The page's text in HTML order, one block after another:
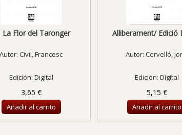
La Flor del Taronger
Autor: Civil, Francesc
Edición: Digital
3,65 €
Añadir al carrito
Alliberament/ Edició
Autor: Cervelló,
Edición: Digital
5,15 €
Añadir al carrito